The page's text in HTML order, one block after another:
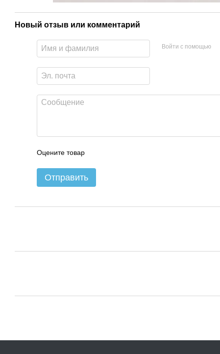
Новый отзыв или комментарий
Войти с помощью
Оцените товар
Отправить